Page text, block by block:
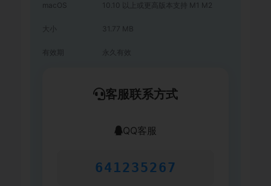
macOS 10.10 以上或更高版本支持 M1 M2
大小 31.77 MB
有效期 永久有效
客服联系方式
QQ客服
641235267